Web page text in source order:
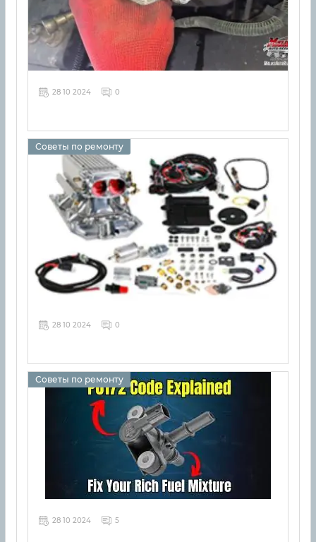
28 10 2024 0
Советы по ремонту
28 10 2024 0
Советы по ремонту
28 10 2024 5